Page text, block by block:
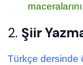
2. Şiir
Türkçe dersinde